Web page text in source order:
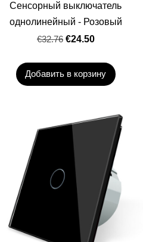
Сенсорный выключатель
однолинейный - Розовый
€32.76 €24.50
Добавить в корзину